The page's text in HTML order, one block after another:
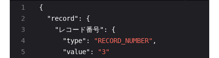
3
4
5
      "type":
"RECORD_NUMBER"
      "value":
"3"